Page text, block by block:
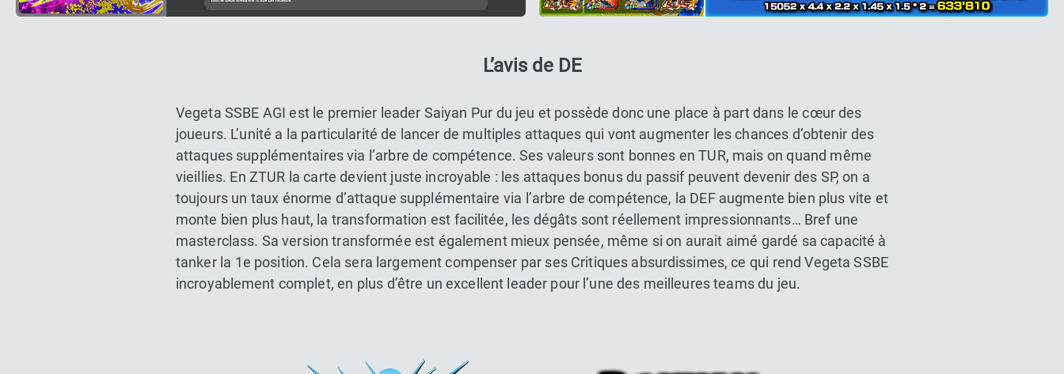
L’avis de DE
Vegeta SSBE AGI est le premier leader Saiyan Pur du jeu et possède donc une place à part dans le cœur des
joueurs. L’unité a la particularité de lancer de multiples attaques qui vont augmenter les chances d’obtenir des
attaques supplémentaires via l’arbre de compétence. Ses valeurs sont bonnes en TUR, mais on quand même
vieillies. En ZTUR la carte devient juste incroyable : les attaques bonus du passif peuvent devenir des SP, on a
toujours un taux énorme d’attaque supplémentaire via l’arbre de compétence, la DEF augmente bien plus vite et
monte bien plus haut, la transformation est facilitée, les dégâts sont réellement impressionnants… Bref une
masterclass. Sa version transformée est également mieux pensée, même si on aurait aimé gardé sa capacité à
tanker la 1e position. Cela sera largement compenser par ses Critiques absurdissimes, ce qui rend Vegeta SSBE
incroyablement complet, en plus d’être un excellent leader pour l’une des meilleures teams du jeu.
Dokkan Essentials x Dragon Ball Z Dokkan battle France